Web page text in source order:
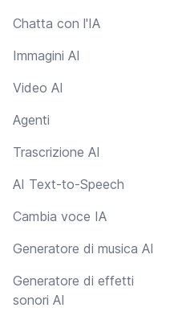
Chatta con l'IA
Immagini AI
Video AI
Agenti
Trascrizione AI
AI Text-to-Speech
Cambia voce IA
Generatore di musica AI
Generatore di effetti
sonori AI